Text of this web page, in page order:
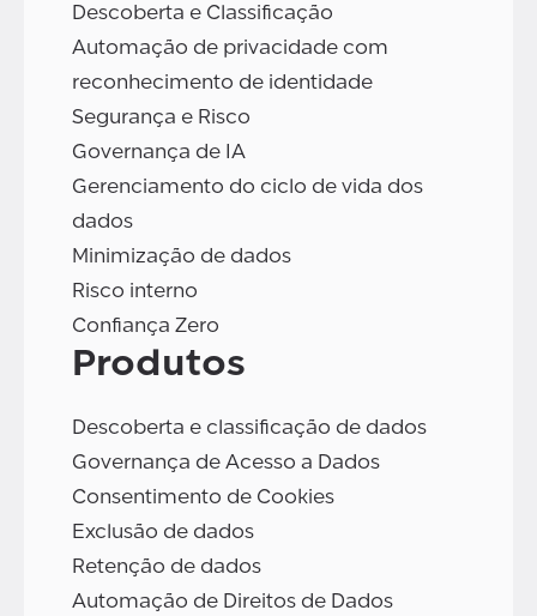
Descoberta e Classificação
Automação de privacidade com
reconhecimento de identidade
Segurança e Risco
Governança de IA
Gerenciamento do ciclo de vida dos
dados
Minimização de dados
Risco interno
Confiança Zero
Produtos
Descoberta e classificação de dados
Governança de Acesso a Dados
Consentimento de Cookies
Exclusão de dados
Retenção de dados
Automação de Direitos de Dados